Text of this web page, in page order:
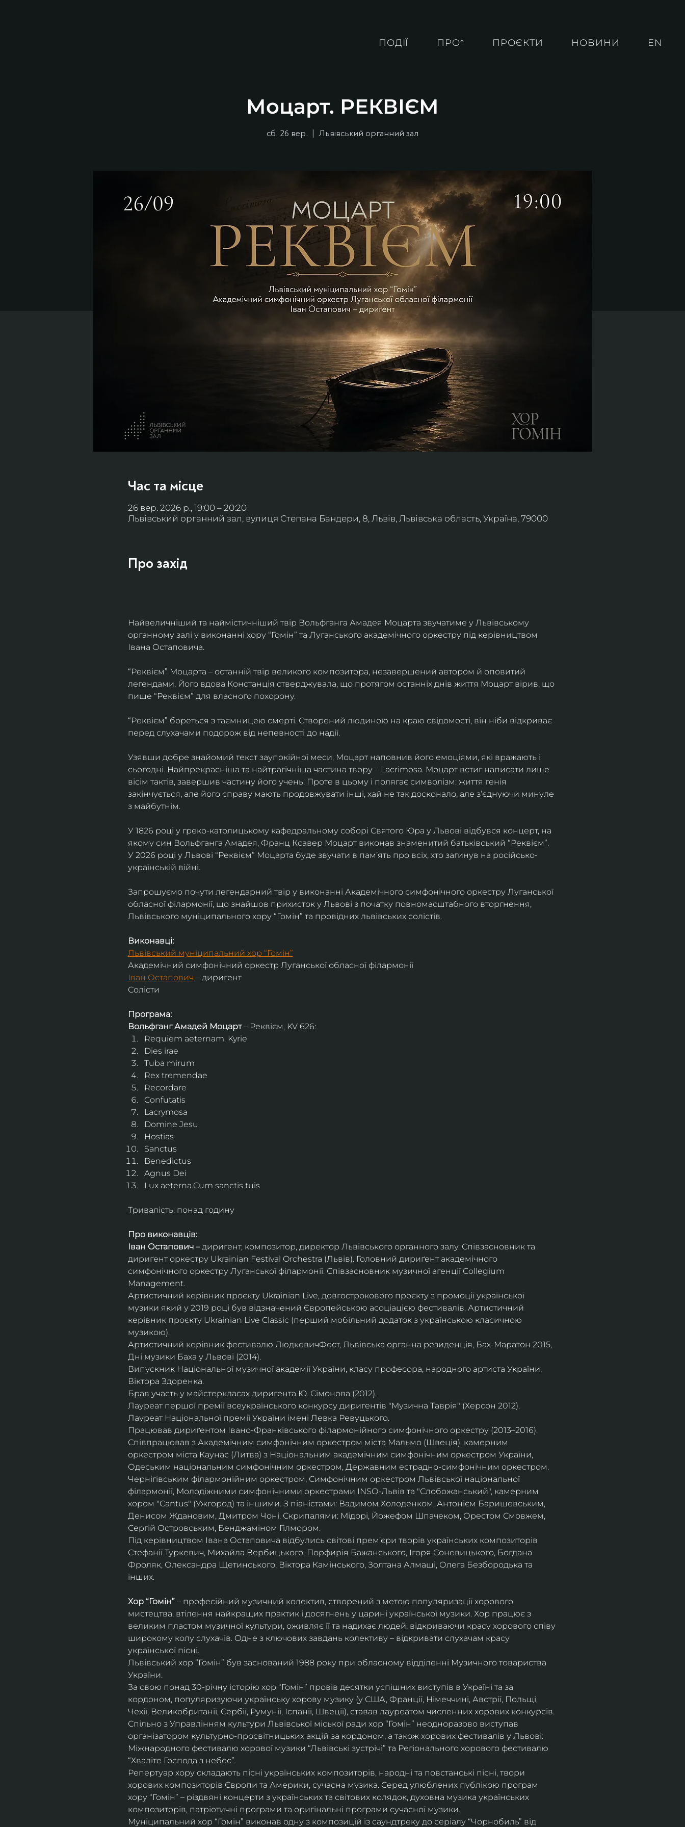
ПОДІЇ ПРО* ПРОЄКТИ НОВИНИ EN
Моцарт. РЕКВІЄМ
сб, 26 вер.
  |
Львівський органний зал
Час та місце
26 вер. 2026 р., 19:00 – 20:20
Львівський органний зал, вулиця Степана Бандери, 8, Львів, Львівська область, Україна, 79000
Про захід
Найвеличніший та наймістичніший твір Вольфганга Амадея Моцарта звучатиме у Львівському
органному залі у виконанні хору “Гомін” та Луганського академічного оркестру під керівництвом
Івана Остаповича.
“Реквієм” Моцарта – останній твір великого композитора, незавершений автором й оповитий
легендами. Його вдова Констанція стверджувала, що протягом останніх днів життя Моцарт вірив, що
пише “Реквієм” для власного похорону.
“Реквієм” бореться з таємницею смерті. Створений людиною на краю свідомості, він ніби відкриває
перед слухачами подорож від непевності до надії.
Узявши добре знайомий текст заупокійної меси, Моцарт наповнив його емоціями, які вражають і
сьогодні. Найпрекрасніша та найтрагічніша частина твору – Lacrimosa. Моцарт встиг написати лише
вісім тактів, завершив частину його учень. Проте в цьому і полягає символізм: життя генія
закінчується, але його справу мають продовжувати інші, хай не так досконало, але зʼєднуючи минуле
з майбутнім.
У 1826 році у греко-католицькому кафедральному соборі Святого Юра у Львові відбувся концерт, на
якому син Вольфганга Амадея, Франц Ксавер Моцарт виконав знаменитий батьківський “Реквієм”.
У 2026 році у Львові “Реквієм” Моцарта буде звучати в памʼять про всіх, хто загинув на російсько-
українській війні.
Запрошуємо почути легендарний твір у виконанні Академічного симфонічного оркестру Луганської
обласної філармонії, що знайшов прихисток у Львові з початку повномасштабного вторгнення,
Львівського муніципального хору “Гомін” та провідних львівських солістів.
Виконавці:
Львівський муніципальний хор “Гомін”
Академічний симфонічний оркестр Луганської обласної філармонії
Іван Остапович – дириґент
Солісти
Програма:
Вольфганг Амадей Моцарт – Реквієм, KV 626:
Requiem aeternam. Kyrie
Dies irae
Tuba mirum
Rex tremendae
Recordare
Confutatis
Lacrymosa
Domine Jesu
Hostias
Sanctus
Benedictus
Agnus Dei
Lux aeterna.Cum sanctis tuis
Тривалість: понад годину
Про виконавців:
Іван Остапович – дириґент, композитор, директор Львівського органного залу. Співзасновник та
дириґент оркестру Ukrainian Festival Orchestra (Львів). Головний дириґент академічного
симфонічного оркестру Луганської філармонії. Співзасновник музичної агенції Collegium
Management.
Артистичний керівник проєкту Ukrainian Live, довгострокового проєкту з промоції української
музики який у 2019 році був відзначений Європейською асоціацією фестивалів. Артистичний
керівник проєкту Ukrainian Live Classic (перший мобільний додаток з українською класичною
музикою).
Артистичний керівник фестивалю ЛюдкевичФест, Львівська органна резиденція, Бах-Маратон 2015,
Дні музики Баха у Львові (2014).
Випускник Національної музичної академії України, класу професора, народного артиста України,
Віктора Здоренка.
Брав участь у майстеркласах диригента Ю. Сімонова (2012).
Лауреат першої премії всеукраїнського конкурсу диригентів "Музична Таврія" (Херсон 2012).
Лауреат Національної премії України імені Левка Ревуцького.
Працював дириґентом Івано-Франківського філармонійного симфонічного оркестру (2013–2016).
Співпрацював з Академічним симфонічним оркестром міста Мальмо (Швеція), камерним
оркестром міста Каунас (Литва) з Національним академічним симфонічним оркестром України,
Одеським національним симфонічним оркестром, Державним естрадно-симфонічним оркестром.
Чернігівським філармонійним оркестром, Симфонічним оркестром Львівської національної
філармонії, Молодіжними симфонічними оркестрами INSO-Львів та "Слобожанський", камерним
хором "Cantus" (Ужгород) та іншими. З піаністами: Вадимом Холоденком, Антонієм Баришевським,
Денисом Ждановим, Дмитром Чоні. Скрипалями: Мідорі, Йожефом Шпачеком, Орестом Смовжем,
Сергій Островським, Бенджаміном Гілмором.
Під керівництвом Івана Остаповича відбулись світові прем’єри творів українських композиторів
Стефанії Туркевич, Михайла Вербицького, Порфирія Бажанського, Ігоря Соневицького, Богдана
Фроляк, Олександра Щетинського, Віктора Камінського, Золтана Алмаші, Олега Безбородька та
інших.
Хор “Гомін” – професійний музичний колектив, створений з метою популяризації хорового
мистецтва, втілення найкращих практик і досягнень у царині української музики. Хор працює з
великим пластом музичної культури, оживляє її та надихає людей, відкриваючи красу хорового співу
широкому колу слухачів. Одне з ключових завдань колективу – відкривати слухачам красу
української пісні.
Львівський хор “Гомін” був заснований 1988 року при обласному відділенні Музичного товариства
України.
За свою понад 30-річну історію хор “Гомін” провів десятки успішних виступів в Україні та за
кордоном, популяризуючи українську хорову музику (у США, Франції, Німеччині, Австрії, Польщі,
Чехії, Великобританії, Сербії, Румунії, Іспанії, Швеції), ставав лауреатом численних хорових конкурсів.
Спільно з Управлінням культури Львівської міської ради хор “Гомін” неодноразово виступав
організатором культурно-просвітницьких акцій за кордоном, а також хорових фестивалів у Львові:
Міжнародного фестивалю хорової музики “Львівські зустрічі” та Регіонального хорового фестивалю
“Хваліте Господа з небес”.
Репертуар хору складають пісні українських композиторів, народні та повстанські пісні, твори
хорових композиторів Європи та Америки, сучасна музика. Серед улюблених публікою програм
хору “Гомін” – різдвяні концерти з українських та світових колядок, духовна музика українських
композиторів, патріотичні програми та оригінальні програми сучасної музики.
Муніципальний хор “Гомін” виконав одну з композицій із саундтреку до серіалу “Чорнобиль” від